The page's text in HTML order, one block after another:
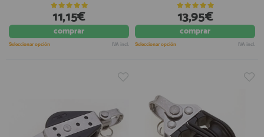
11,15€
comprar
Seleccionar opción IVA incl.
13,95€
comprar
Seleccionar opción IVA incl.